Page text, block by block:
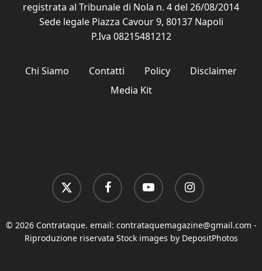
registrata al Tribunale di Nola n. 4 del 26/08/2014
Sede legale Piazza Cavour 9, 80137 Napoli
P.Iva 08215481212
Chi Siamo Contatti Policy
Disclaimer
Media Kit
x-
twitter
facebook youtube instagram
© 2026 Contrataque. email: contrataquemagazine@gmail.com -
Riproduzione riservata Stock images by DepositPhotos